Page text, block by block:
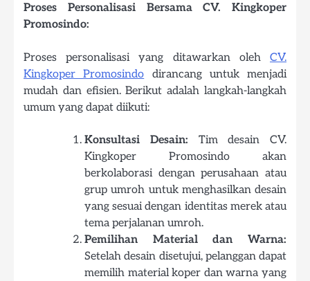
Proses Personalisasi Bersama CV. Kingkoper
Promosindo:
Proses personalisasi yang ditawarkan oleh CV.
Kingkoper Promosindo dirancang untuk menjadi
mudah dan efisien. Berikut adalah langkah-langkah
umum yang dapat diikuti:
Konsultasi Desain: Tim desain CV.
Kingkoper Promosindo akan
berkolaborasi dengan perusahaan atau
grup umroh untuk menghasilkan desain
yang sesuai dengan identitas merek atau
tema perjalanan umroh.
Pemilihan Material dan Warna:
Setelah desain disetujui, pelanggan dapat
memilih material koper dan warna yang